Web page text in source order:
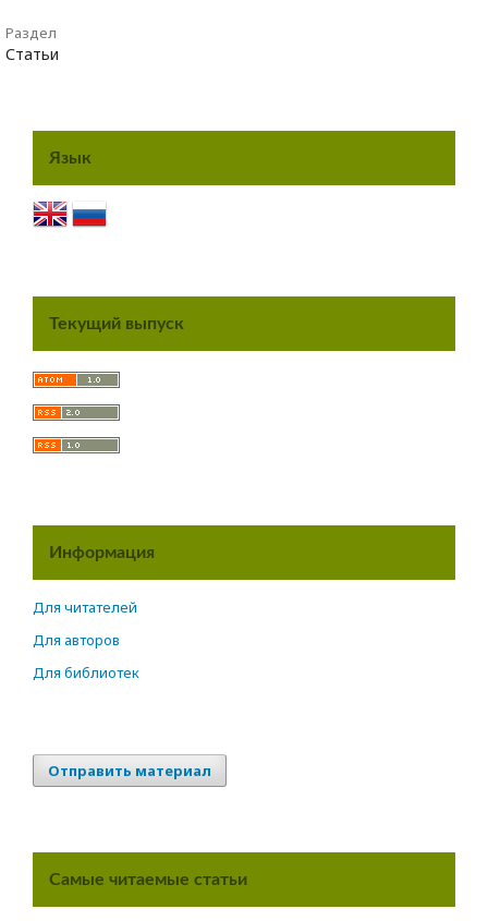
Раздел
Статьи
Язык
Текущий выпуск
Информация
Для читателей
Для авторов
Для библиотек
Отправить материал
Самые читаемые статьи